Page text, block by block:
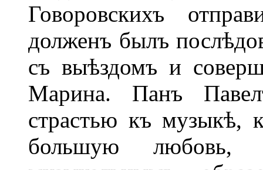
Говоровскихъ
долженъ былъ
съ выѣздомъ и
Марина. Панъ
страстью къ музыкѣ,
большую любовь,